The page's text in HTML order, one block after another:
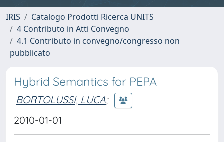
IRIS
Catalogo Prodotti Ricerca UNITS
4 Contributo in Atti Convegno
4.1 Contributo in convegno/congresso non
pubblicato
Hybrid Semantics for PEPA
BORTOLUSSI, LUCA;
2010-01-01